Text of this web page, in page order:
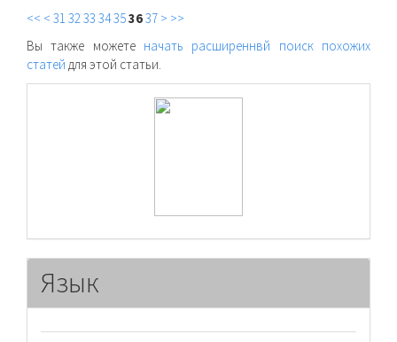
<< < 31 3233 34353637 > >>
Вы также можете начать расширеннвй поиск похожих
статей для этой статьи.
Язык